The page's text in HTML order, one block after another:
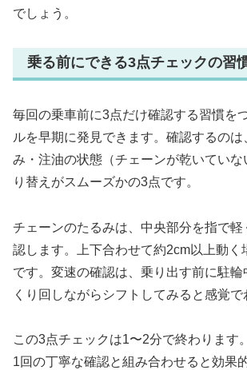
でしょう。
乗る前にできる3点チェックの習
毎回の乗車前に3点だけ確認する習慣を
ルを早期に発見できます。確認するのは
み・注油の状態（チェーンが乾いていな
り替えがスムーズかの3点です。
チェーンのたるみは、中央部分を指で軽
認します。上下合わせて約2cm以上動く
です。変速の確認は、乗り出す前に駐輪
くり回しながらシフトしてみると感覚で
この3点チェックは1〜2分で終わります
1回の丁寧な確認と組み合わせると効果